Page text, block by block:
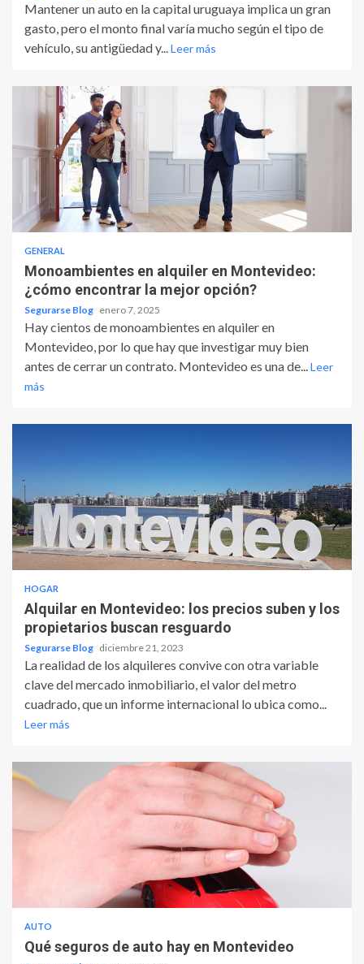
Mantener un auto en la capital uruguaya implica un gran
gasto, pero el monto final varía mucho según el tipo de
vehículo, su antigüedad y...Leer más
GENERAL
Monoambientes en alquiler en Montevideo:
¿cómo encontrar la mejor opción?
Segurarse Blog enero 7, 2025
Hay cientos de monoambientes en alquiler en
Montevideo, por lo que hay que investigar muy bien
antes de cerrar un contrato. Montevideo es una de...Leer
más
HOGAR
Alquilar en Montevideo: los precios suben y los
propietarios buscan resguardo
Segurarse Blog diciembre 21, 2023
La realidad de los alquileres convive con otra variable
clave del mercado inmobiliario, el valor del metro
cuadrado, que un informe internacional lo ubica como...
Leer más
AUTO
Qué seguros de auto hay en Montevideo